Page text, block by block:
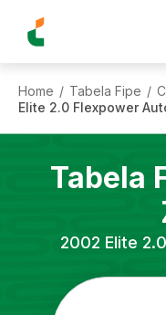
Home / Tabela Fipe /
Elite 2.0 Flexpower
Tabela
2002 Elite